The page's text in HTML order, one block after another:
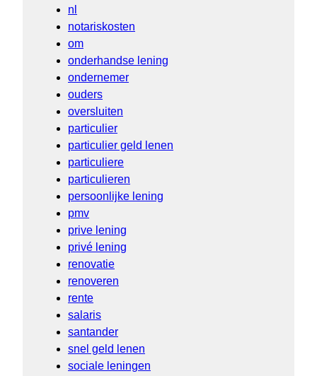
nl
notariskosten
om
onderhandse lening
ondernemer
ouders
oversluiten
particulier
particulier geld lenen
particuliere
particulieren
persoonlijke lening
pmv
prive lening
privé lening
renovatie
renoveren
rente
salaris
santander
snel geld lenen
sociale leningen